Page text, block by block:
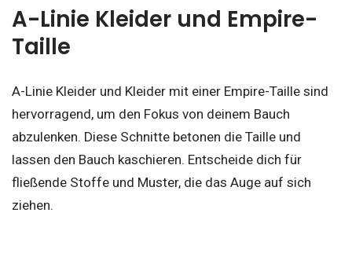
A-Linie Kleider und Empire-
Taille
A-Linie Kleider und Kleider mit einer Empire-Taille sind
hervorragend, um den Fokus von deinem Bauch
abzulenken. Diese Schnitte betonen die Taille und
lassen den Bauch kaschieren. Entscheide dich für
fließende Stoffe und Muster, die das Auge auf sich
ziehen.